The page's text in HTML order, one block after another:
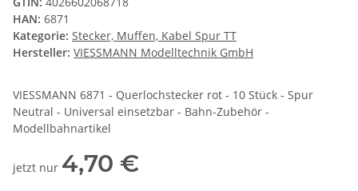
HAN: 6871
Kategorie: Stecker, Muffen, Kabel Spur TT
Hersteller: VIESSMANN Modelltechnik GmbH
VIESSMANN 6871 - Querlochstecker rot - 10 Stück - Spur
Neutral - Universal einsetzbar - Bahn-Zubehör -
Modellbahnartikel
jetzt nur 4,70 €